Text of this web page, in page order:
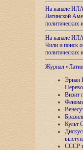
На канале
Латинской
На канале
Чили и поиск
Журнал
Эрнан
Визит
Культ
СССР и